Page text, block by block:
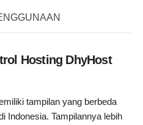
Hosting DhyHost
tampilan yang berbeda
Indonesia. Tampilannya lebih